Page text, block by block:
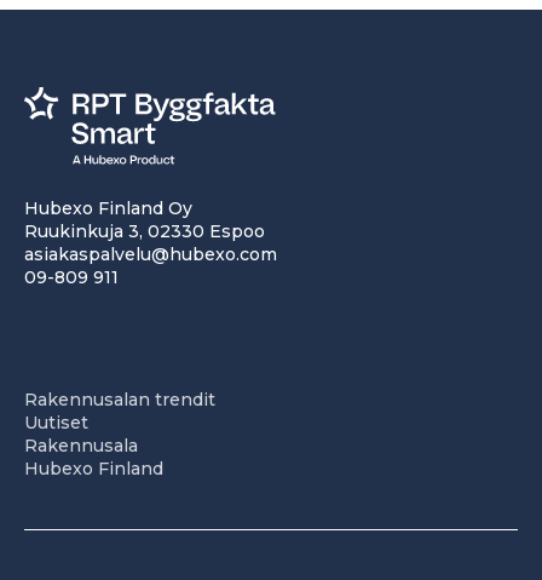
Hubexo Finland Oy
Ruukinkuja 3, 02330 Espoo
asiakaspalvelu@hubexo.com
09-809 911
Rakennusalan trendit
Uutiset
Rakennusala
Hubexo Finland